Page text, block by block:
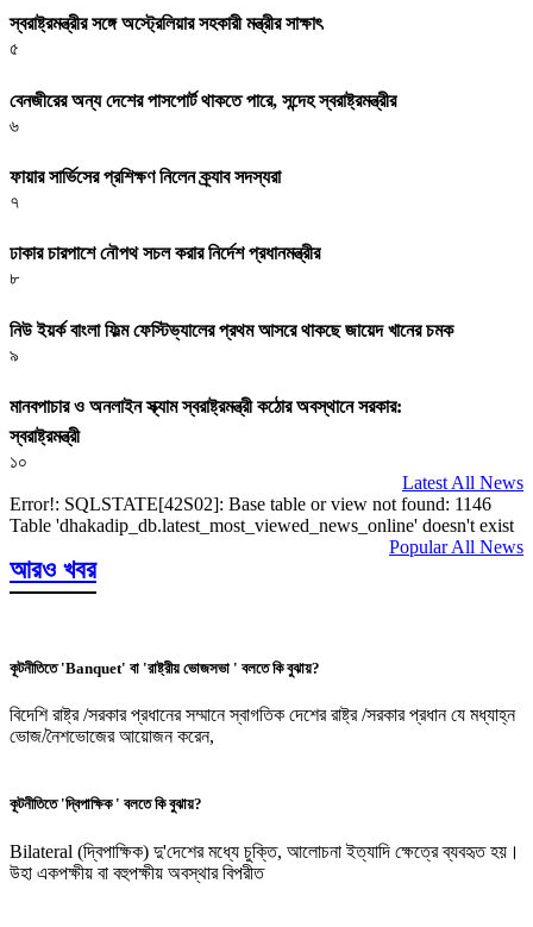
স্বরাষ্ট্রমন্ত্রীর সঙ্গে অস্ট্রেলিয়ার সহকারী মন্ত্রীর সাক্ষাৎ
৫
বেনজীরের অন্য দেশের পাসপোর্ট থাকতে পারে, সন্দেহ স্বরাষ্ট্রমন্ত্রীর
৬
ফায়ার সার্ভিসের প্রশিক্ষণ নিলেন ক্র্যাব সদস্যরা
৭
ঢাকার চারপাশে নৌপথ সচল করার নির্দেশ প্রধানমন্ত্রীর
৮
নিউ ইয়র্ক বাংলা ফিল্ম ফেস্টিভ্যালের প্রথম আসরে থাকছে জায়েদ খানের চমক
৯
মানবপাচার ও অনলাইন স্ক্যাম স্বরাষ্ট্রমন্ত্রী কঠোর অবস্থানে সরকার:
স্বরাষ্ট্রমন্ত্রী
১০
Latest All News
Error!: SQLSTATE[42S02]: Base table or view not found: 1146
Table 'dhakadip_db.latest_most_viewed_news_online' doesn't exist
Popular All News
আরও খবর
কূটনীতিতে 'Banquet' বা 'রাষ্ট্রীয় ভোজসভা ' বলতে কি বুঝায়?
বিদেশি রাষ্ট্র /সরকার প্রধানের সম্মানে স্বাগতিক দেশের রাষ্ট্র /সরকার প্রধান যে মধ্যাহ্ন
ভোজ/নৈশভোজের আয়োজন করেন,
কূটনীতিতে 'দ্বিপাক্ষিক ' বলতে কি বুঝায়?
Bilateral (দ্বিপাক্ষিক) দু'দেশের মধ্যে চুক্তি, আলোচনা ইত্যাদি ক্ষেত্রে ব্যবহৃত হয়।
উহা একপক্ষীয় বা বহুপক্ষীয় অবস্থার বিপরীত